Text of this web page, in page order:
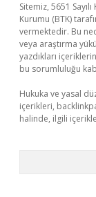
Sitemiz, 5651
Kurumu (BTK)
vermektedir. Bu
veya araştırma
yazdıkları
bu sorumluluğu
Hukuka ve yasal
içerikleri,
halinde, ilgili